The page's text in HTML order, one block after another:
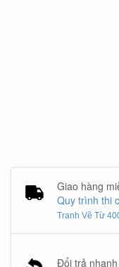
Giao hàng
Quy trình thi
Tranh Vẽ Từ
Đổi trả